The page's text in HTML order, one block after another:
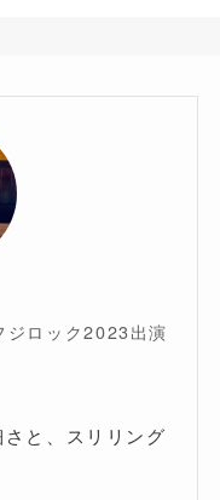
ジロック2023出演
と、スリリング